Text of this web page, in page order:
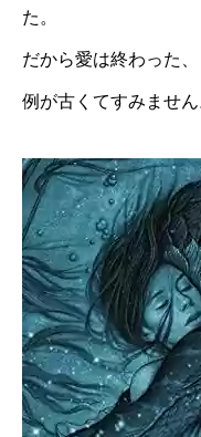
た。
だから愛は終わった、
例が古くてすみません